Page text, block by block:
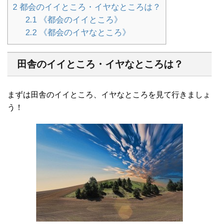
2 都会のイイところ・イヤなところは？
2.1《都会のイイところ》
2.2《都会のイヤなところ》
田舎のイイところ・イヤなところは？
まずは田舎のイイところ、イヤなところを見て行きましょ
う！